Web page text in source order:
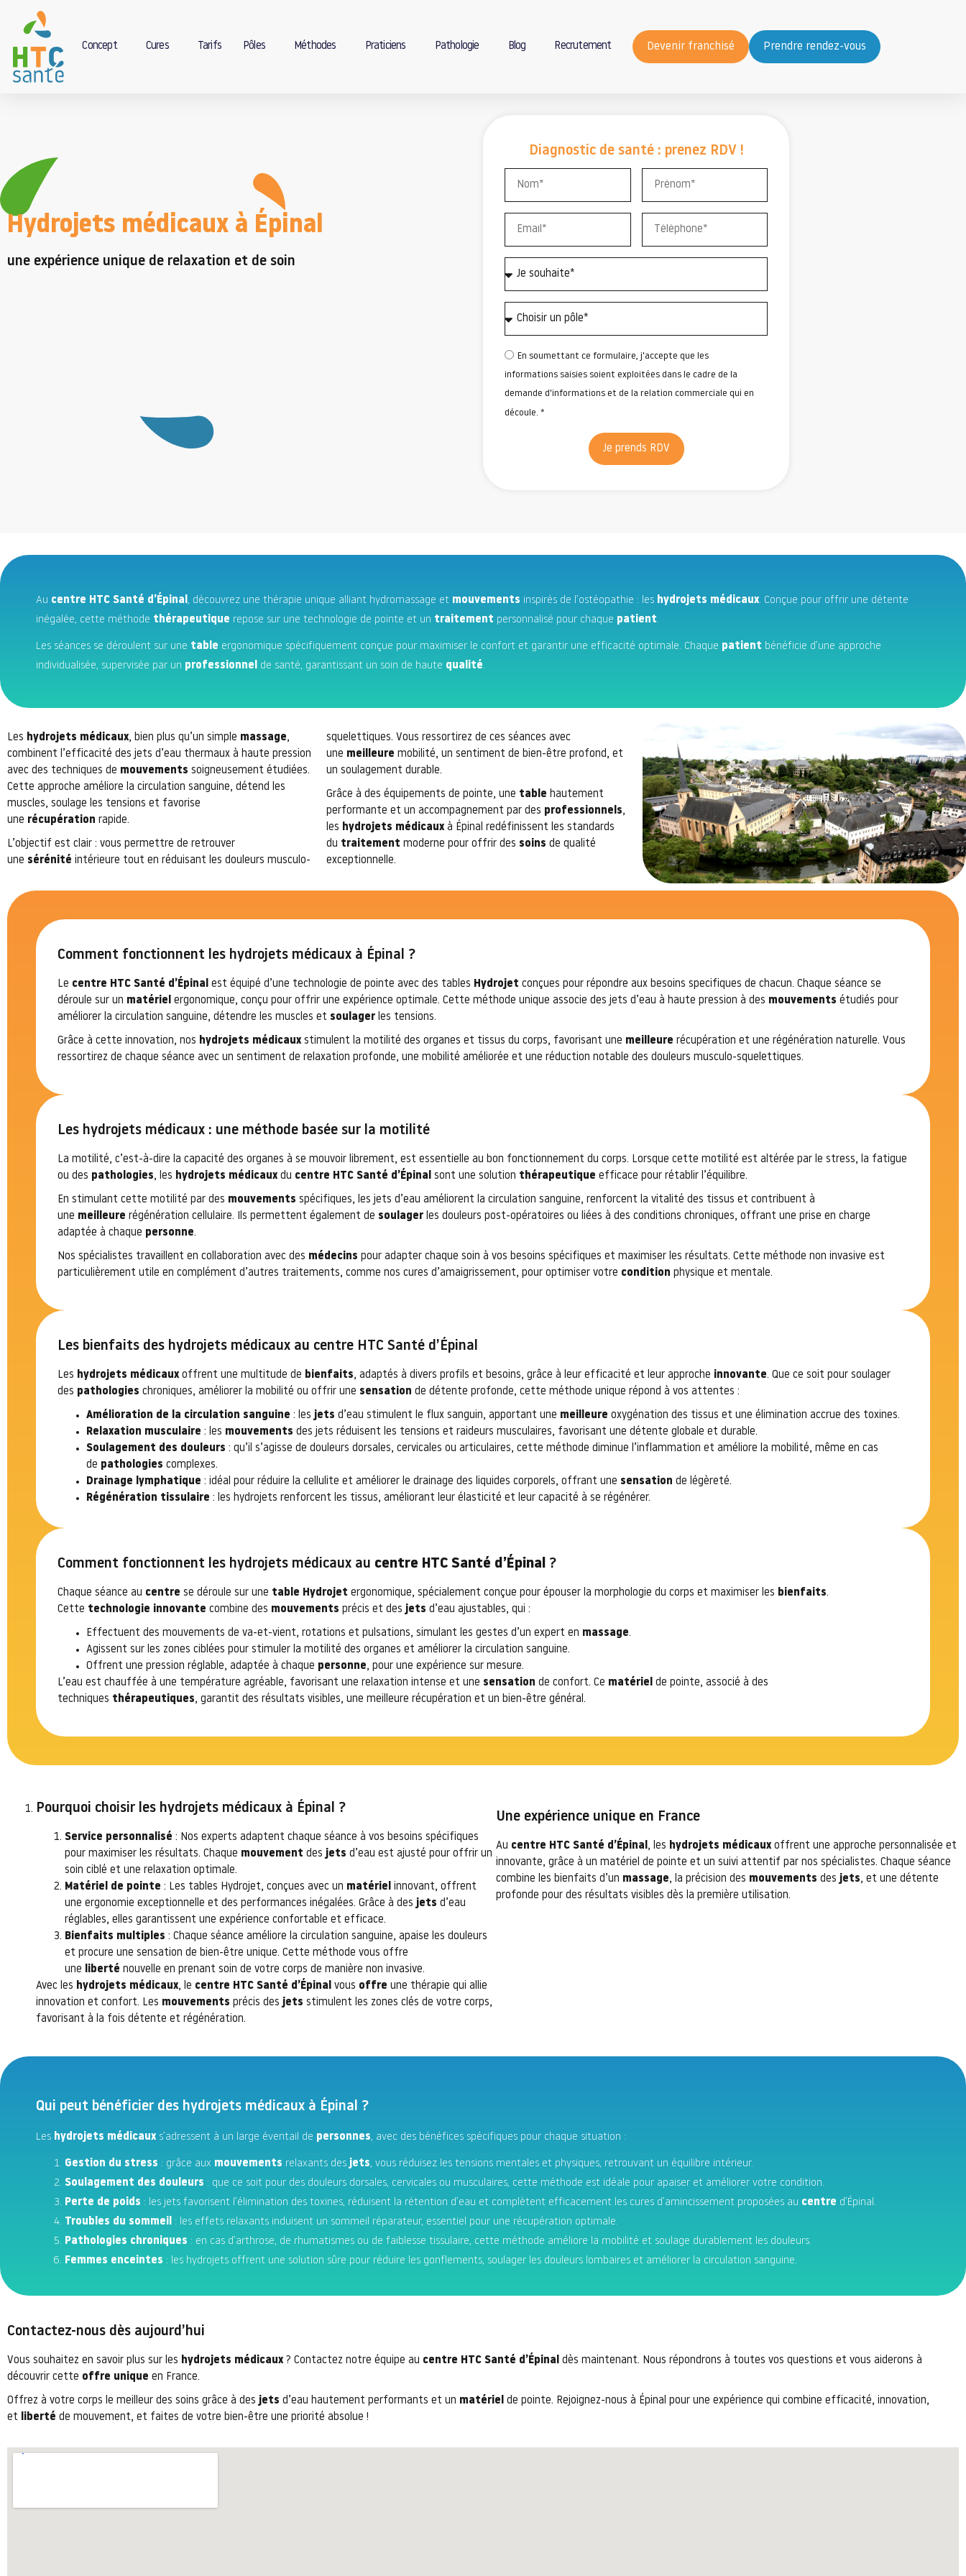
Concept Cures Tarifs Pôles Méthodes Praticiens Pathologie Blog Recrutement Devenir franchisé Prendre rendez-vous
Hydrojets médicaux à Épinal
une expérience unique de relaxation et de soin
Diagnostic de santé : prenez RDV !
En soumettant ce formulaire, j'accepte que les
informations saisies soient exploitées dans le cadre de la
demande d'informations et de la relation commerciale qui en
découle. *
Je prends RDV
Au centre HTC Santé d’Épinal , découvrez une thérapie unique alliant hydromassage et mouvements inspirés de l’ostéopathie : les hydrojets médicaux. Conçue pour offrir une détente
inégalée, cette méthode thérapeutique repose sur une technologie de pointe et un traitement personnalisé pour chaque patient.
Les séances se déroulent sur une table ergonomique spécifiquement conçue pour maximiser le confort et garantir une efficacité optimale. Chaque patient bénéficie d’une approche
individualisée, supervisée par un professionnel de santé, garantissant un soin de haute qualité.
Les hydrojets médicaux, bien plus qu’un simple massage,
combinent l’efficacité des jets d’eau thermaux à haute pression
avec des techniques de mouvements soigneusement étudiées.
Cette approche améliore la circulation sanguine, détend les
muscles, soulage les tensions et favorise
une récupération rapide.
L’objectif est clair : vous permettre de retrouver
une sérénité intérieure tout en réduisant les douleurs musculo-
squelettiques. Vous ressortirez de ces séances avec
une meilleure mobilité, un sentiment de bien-être profond, et
un soulagement durable.
Grâce à des équipements de pointe, une table hautement
performante et un accompagnement par des professionnels,
les hydrojets médicaux à Épinal redéfinissent les standards
du traitement moderne pour offrir des soins de qualité
exceptionnelle.
Comment fonctionnent les hydrojets médicaux à Épinal ?
Le centre HTC Santé d’Épinal est équipé d’une technologie de pointe avec des tables Hydrojet conçues pour répondre aux besoins specifiques de chacun. Chaque séance se
déroule sur un matériel ergonomique, conçu pour offrir une expérience optimale. Cette méthode unique associe des jets d’eau à haute pression à des mouvements étudiés pour
améliorer la circulation sanguine, détendre les muscles et soulager les tensions.
Grâce à cette innovation, nos hydrojets médicaux stimulent la motilité des organes et tissus du corps, favorisant une meilleure récupération et une régénération naturelle. Vous
ressortirez de chaque séance avec un sentiment de relaxation profonde, une mobilité améliorée et une réduction notable des douleurs musculo-squelettiques.
Les hydrojets médicaux : une méthode basée sur la motilité
La motilité, c’est-à-dire la capacité des organes à se mouvoir librement, est essentielle au bon fonctionnement du corps. Lorsque cette motilité est altérée par le stress, la fatigue
ou des pathologies, les hydrojets médicaux du centre HTC Santé d’Épinal sont une solution thérapeutique efficace pour rétablir l’équilibre.
En stimulant cette motilité par des mouvements spécifiques, les jets d’eau améliorent la circulation sanguine, renforcent la vitalité des tissus et contribuent à
une meilleure régénération cellulaire. Ils permettent également de soulager les douleurs post-opératoires ou liées à des conditions chroniques, offrant une prise en charge
adaptée à chaque personne.
Nos spécialistes travaillent en collaboration avec des médecins pour adapter chaque soin à vos besoins spécifiques et maximiser les résultats. Cette méthode non invasive est
particulièrement utile en complément d’autres traitements, comme nos cures d’amaigrissement, pour optimiser votre condition physique et mentale.
Les bienfaits des hydrojets médicaux au centre HTC Santé d’Épinal
Les hydrojets médicaux offrent une multitude de bienfaits, adaptés à divers profils et besoins, grâce à leur efficacité et leur approche innovante. Que ce soit pour soulager
des pathologies chroniques, améliorer la mobilité ou offrir une sensation de détente profonde, cette méthode unique répond à vos attentes :
Amélioration de la circulation sanguine : les jets d’eau stimulent le flux sanguin, apportant une meilleure oxygénation des tissus et une élimination accrue des toxines.
Relaxation musculaire : les mouvements des jets réduisent les tensions et raideurs musculaires, favorisant une détente globale et durable.
Soulagement des douleurs : qu’il s’agisse de douleurs dorsales, cervicales ou articulaires, cette méthode diminue l’inflammation et améliore la mobilité, même en cas
de pathologies complexes.
Drainage lymphatique : idéal pour réduire la cellulite et améliorer le drainage des liquides corporels, offrant une sensation de légèreté.
Régénération tissulaire : les hydrojets renforcent les tissus, améliorant leur élasticité et leur capacité à se régénérer.
Comment fonctionnent les hydrojets médicaux au centre HTC Santé d’Épinal ?
Chaque séance au centre se déroule sur une table Hydrojet ergonomique, spécialement conçue pour épouser la morphologie du corps et maximiser les bienfaits.
Cette technologie innovante combine des mouvements précis et des jets d’eau ajustables, qui :
Effectuent des mouvements de va-et-vient, rotations et pulsations, simulant les gestes d’un expert en massage.
Agissent sur les zones ciblées pour stimuler la motilité des organes et améliorer la circulation sanguine.
Offrent une pression réglable, adaptée à chaque personne, pour une expérience sur mesure.
L’eau est chauffée à une température agréable, favorisant une relaxation intense et une sensation de confort. Ce matériel de pointe, associé à des
techniques thérapeutiques, garantit des résultats visibles, une meilleure récupération et un bien-être général.
Pourquoi choisir les hydrojets médicaux à Épinal ?
Service personnalisé : Nos experts adaptent chaque séance à vos besoins spécifiques
pour maximiser les résultats. Chaque mouvement des jets d’eau est ajusté pour offrir un
soin ciblé et une relaxation optimale.
Matériel de pointe : Les tables Hydrojet, conçues avec un matériel innovant, offrent
une ergonomie exceptionnelle et des performances inégalées. Grâce à des jets d’eau
réglables, elles garantissent une expérience confortable et efficace.
Bienfaits multiples : Chaque séance améliore la circulation sanguine, apaise les douleurs
et procure une sensation de bien-être unique. Cette méthode vous offre
une
liberté nouvelle en prenant soin de votre corps de manière non invasive.
Avec les hydrojets médicaux, le centre HTC Santé d’Épinal vous offre une thérapie qui allie
innovation et confort. Les mouvements précis des jets stimulent les zones clés de votre corps,
favorisant à la fois détente et régénération.
Une expérience unique en France
Au centre HTC Santé d’Épinal , les hydrojets médicaux offrent une approche personnalisée et
innovante, grâce à un matériel de pointe et un suivi attentif par nos spécialistes. Chaque séance
combine les bienfaits d’un massage, la précision des mouvements des jets, et une détente
profonde pour des résultats visibles dès la première utilisation.
Qui peut bénéficier des hydrojets médicaux à Épinal ?
Les hydrojets médicaux s’adressent à un large éventail de personnes, avec des bénéfices spécifiques pour chaque situation :
Gestion du stress : grâce aux mouvements relaxants des jets, vous réduisez les tensions mentales et physiques, retrouvant un équilibre intérieur.
Soulagement des douleurs : que ce soit pour des douleurs dorsales, cervicales ou musculaires, cette méthode est idéale pour apaiser et améliorer votre condition.
Perte de poids : les jets favorisent l’élimination des toxines, réduisent la rétention d’eau et complètent efficacement les cures d’amincissement proposées au centre d’Épinal.
Troubles du sommeil : les effets relaxants induisent un sommeil réparateur, essentiel pour une récupération optimale.
Pathologies chroniques : en cas d’arthrose, de rhumatismes ou de faiblesse tissulaire, cette méthode améliore la mobilité et soulage durablement les douleurs.
Femmes enceintes : les hydrojets offrent une solution sûre pour réduire les gonflements, soulager les douleurs lombaires et améliorer la circulation sanguine.
Contactez-nous dès aujourd’hui
Vous souhaitez en savoir plus sur les hydrojets médicaux ? Contactez notre équipe au centre HTC Santé d’Épinal dès maintenant. Nous répondrons à toutes vos questions et vous aiderons à
découvrir cette offre unique en France.
Offrez à votre corps le meilleur des soins grâce à des jets d’eau hautement performants et un matériel de pointe. Rejoignez-nous à Épinal pour une expérience qui combine efficacité, innovation,
et liberté de mouvement, et faites de votre bien-être une priorité absolue !